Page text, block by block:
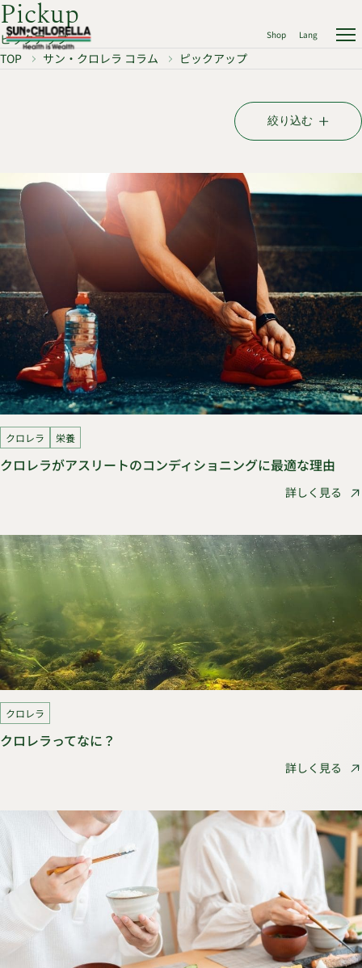
Shop Lang
Pickup
ピックアップ
TOP
サン・クロレラ コラム ピックアップ
絞り込む
クロレラ 栄養
クロレラがアスリートのコンディショニングに最適な理由
詳しく見る
クロレラ
クロレラってなに？
詳しく見る